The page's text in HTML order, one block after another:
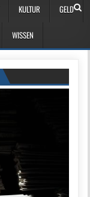
KULTUR GELD
WISSEN